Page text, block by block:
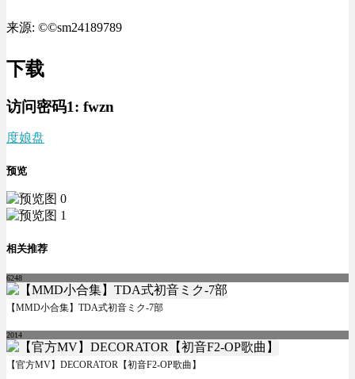
来源: ©©sm24189789
下载
访问密码1: fwzn
度娘盘
预览
相关推荐
6248
【MMD小合集】TDA式初音ミク-7部
2014
【官方MV】DECORATOR【初音F2-OP歌曲】